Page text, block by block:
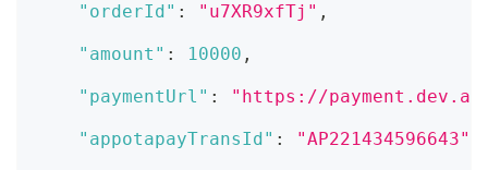
"orderId" : "u7XR9xfTj" ,
"amount" : 10000 ,
"paymentUrl" : "https://
"appotapayTransId" : "AP221434596643"